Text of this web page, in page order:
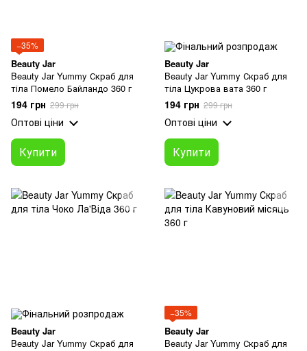
−35%
Beauty Jar
Beauty Jar Yummy Скраб для
тіла Помело Байландо 360 г
194 грн 299 грн
Оптові ціни
Купити
Beauty Jar
Beauty Jar Yummy Скраб для
тіла Цукрова вата 360 г
194 грн 299 грн
Оптові ціни
Купити
Beauty Jar
Beauty Jar Yummy Скраб для
−35%
Beauty Jar
Beauty Jar Yummy Скраб для